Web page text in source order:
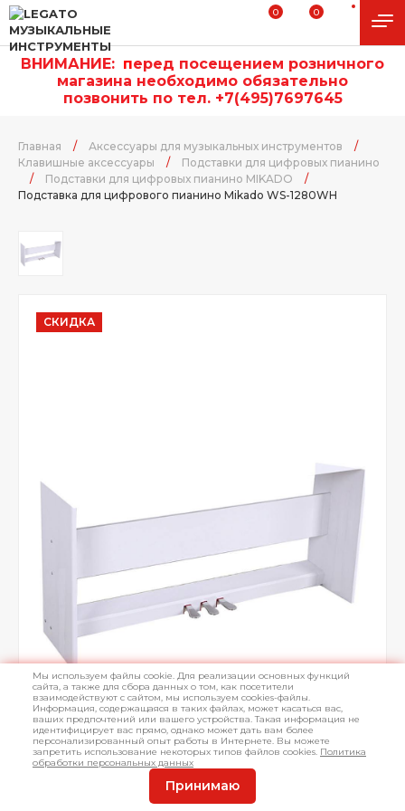
0 0
ВНИМАНИЕ: перед посещением розничного
магазина необходимо обязательно
позвонить по тел. +7(495)7697645
Главная / Аксессуары для музыкальных инструментов
/
Клавишные аксессуары
/
Подставки для цифровых пианино
/
Подставки для цифровых пианино MIKADO
/
Подставка для цифрового пианино Mikado WS-1280WH
СКИДКА
Мы используем файлы cookie. Для реализации основных функций
сайта, а также для сбора данных о том, как посетители
взаимодействуют с сайтом, мы используем cookies-файлы.
Информация, содержащаяся в таких файлах, может касаться вас,
ваших предпочтений или вашего устройства. Такая информация не
идентифицирует вас прямо, однако может дать вам более
персонализированный опыт работы в Интернете. Вы можете
запретить использование некоторых типов файлов cookies. Политика
обработки персональных данных
Принимаю